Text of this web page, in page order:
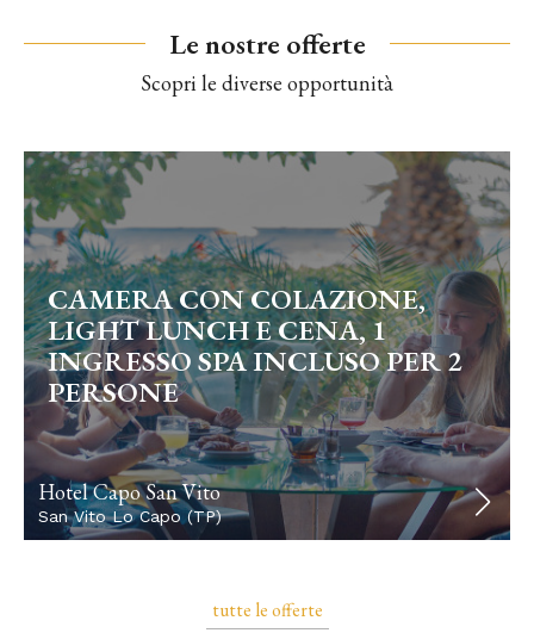
Le nostre offerte
Scopri le diverse opportunità
CAMERA CON COLAZIONE,
LIGHT LUNCH E CENA, 1
INGRESSO SPA INCLUSO PER 2
PERSONE
Hotel Capo San Vito
San Vito Lo Capo (TP)
tutte le offerte